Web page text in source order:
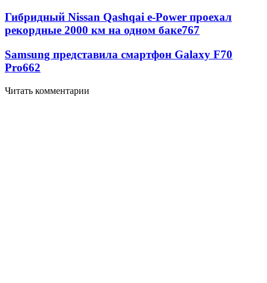
Гибридный Nissan Qashqai e-Power проехал
рекордные 2000 км на одном баке767
Samsung представила смартфон Galaxy F70
Pro662
Читать комментарии